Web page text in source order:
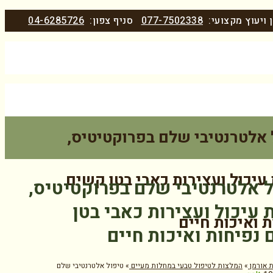
ויעוץ מקצועי: 077-7502338 סניף צפון: 04-6285726
אלטרנטיבי שלם בפרוקטיטיס,
עיכול ועצירות כאבי בטן קשים
ואיכות חיים
אורמן » המלצות לטיפול טבעי במחלות מעיים » טיפול אלטרנטיבי שלם
אלטרנטיבי שלם בפרוקטיטיס,
עיכול ועצירות כאבי בטן
נפיחות ואיכות חיים